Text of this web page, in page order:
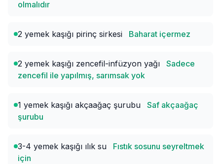
olmalıdır
2 yemek kaşığı pirinç sirkesi Baharat içermez
2 yemek kaşığı zencefil-infüzyon yağı
Sadece
zencefil ile yapılmış, sarımsak yok
1 yemek kaşığı akçaağaç şurubu
Saf akçaağaç
şurubu
3-4 yemek kaşığı ılık su
Fıstık sosunu seyreltmek
için